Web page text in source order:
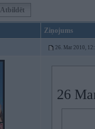
Atbildēt
Ziņojums
26. Mar 2010,
26